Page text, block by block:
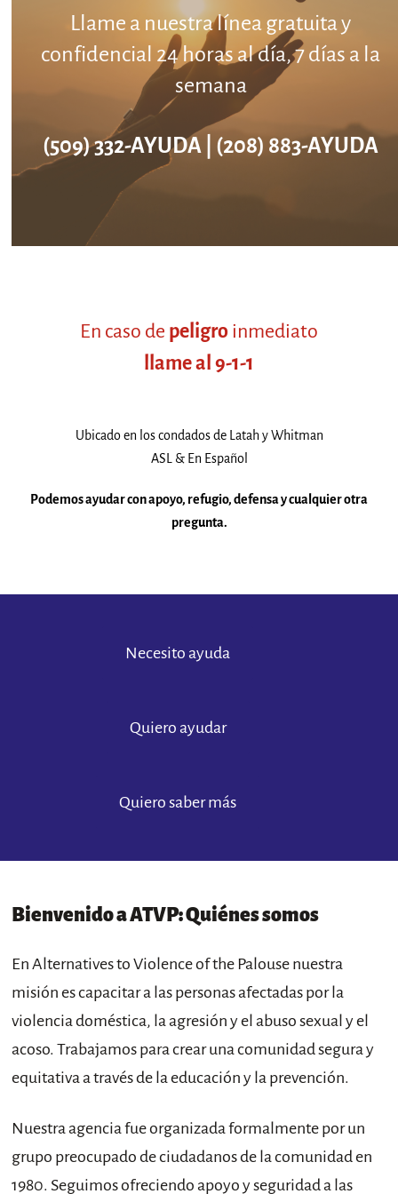
Llame a nuestra línea gratuita y
confidencial 24 horas al día, 7 días a la
semana
(509) 332-AYUDA | (208) 883-AYUDA
En caso de peligro inmediato
llame al 9-1-1
Ubicado en los condados de Latah y Whitman
ASL & En Español
Podemos ayudar con apoyo, refugio, defensa y cualquier otra
pregunta.
Necesito ayuda
Quiero ayudar
Quiero saber más
Bienvenido a ATVP: Quiénes somos
En Alternatives to Violence of the Palouse nuestra
misión es capacitar a las personas afectadas por la
violencia doméstica, la agresión y el abuso sexual y el
acoso. Trabajamos para crear una comunidad segura y
equitativa a través de la educación y la prevención.
Nuestra agencia fue organizada formalmente por un
grupo preocupado de ciudadanos de la comunidad en
1980. Seguimos ofreciendo apoyo y seguridad a las